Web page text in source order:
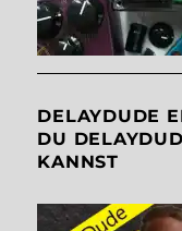
DELAYDUDE
DU
KANNST